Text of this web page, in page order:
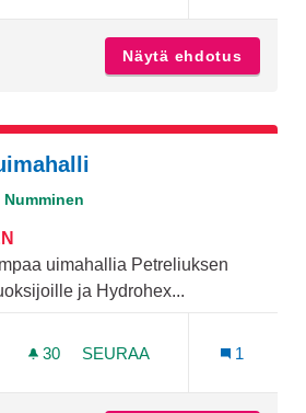
Näytä ehdotus
uimahallia Petreliuksen
ja Hydrohex...
30 30 SEURAAJAA
SEURAA
1